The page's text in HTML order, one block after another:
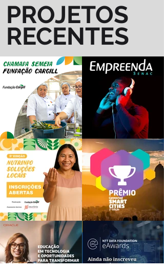
PROJETOS
RECENTES